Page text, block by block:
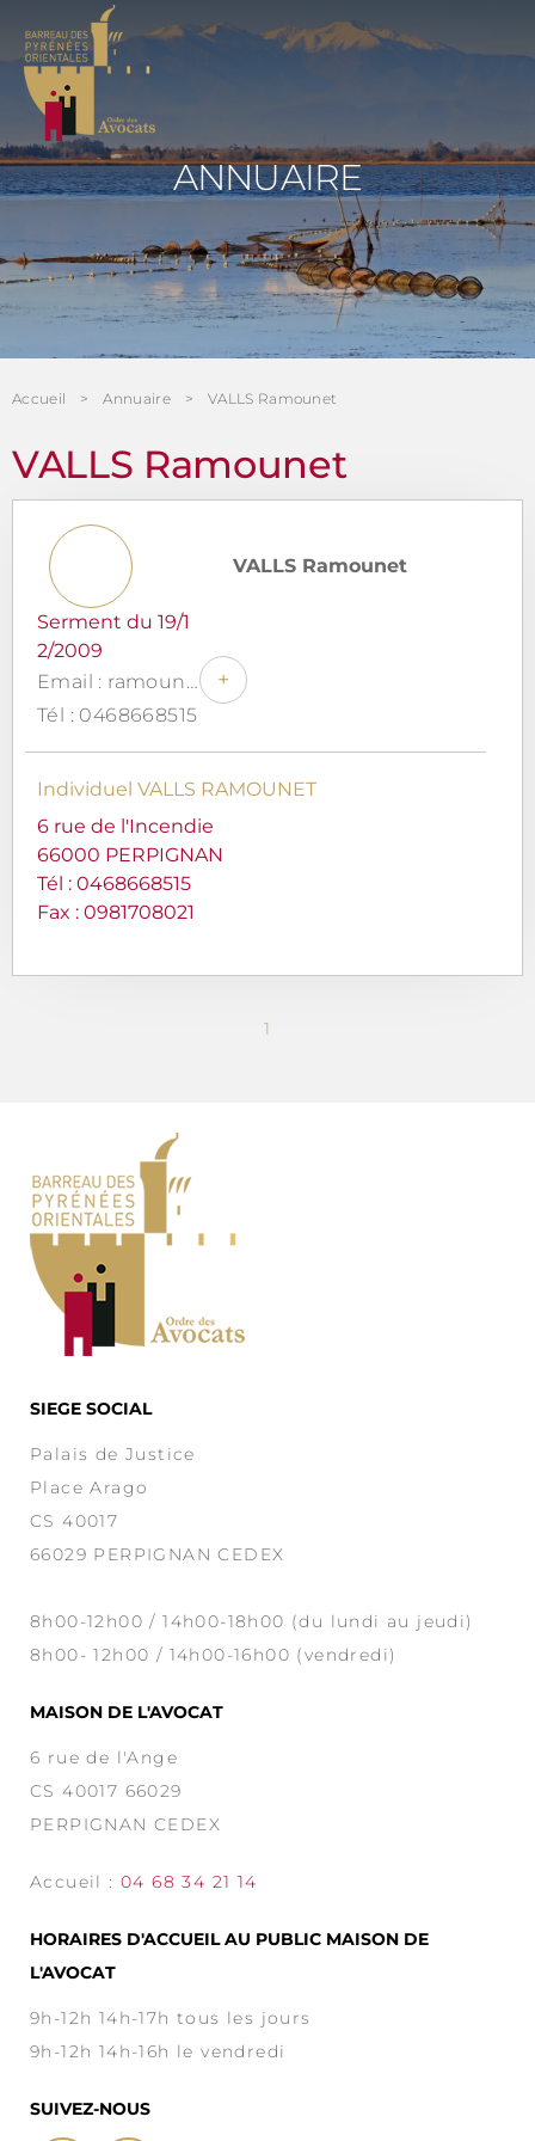
ANNUAIRE
Accueil Annuaire VALLS Ramounet
VALLS Ramounet
VALLS Ramounet
Serment du 19/1
2/2009
Email : ramounet-valls@bbox.fr
Tél : 0468668515
+
Individuel VALLS RAMOUNET
6 rue de l'Incendie
66000 PERPIGNAN
Tél : 0468668515
Fax : 0981708021
1
SIEGE SOCIAL
Palais de Justice
Place Arago
CS 40017
66029 PERPIGNAN CEDEX
8h00-12h00 / 14h00-18h00 (du lundi au jeudi)
8h00- 12h00 / 14h00-16h00 (vendredi)
MAISON DE L'AVOCAT
6 rue de l'Ange
CS 40017 66029
PERPIGNAN CEDEX
Accueil :04 68 34 21 14
HORAIRES D'ACCUEIL AU PUBLIC MAISON DE
L'AVOCAT
9h-12h 14h-17h tous les jours
9h-12h 14h-16h le vendredi
SUIVEZ-NOUS
Panneau de gestion des cookies